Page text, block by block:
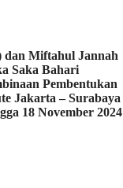
Miftahul Jannah
Saka Bahari
Pembentukan
Jakarta – Surabaya
18 November 2024